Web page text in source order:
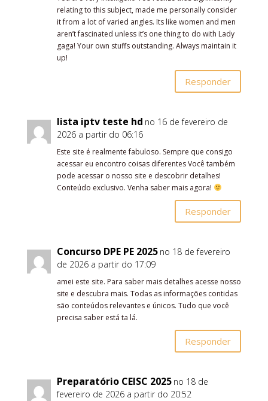
relating to this subject, made me personally consider
it from a lot of varied angles. Its like women and men
aren’t fascinated unless it’s one thing to do with Lady
gaga! Your own stuffs outstanding. Always maintain it
up!
Responder
lista iptv teste hd no 16 de fevereiro de
2026 a partir do 06:16
Este site é realmente fabuloso. Sempre que consigo
acessar eu encontro coisas diferentes Você também
pode acessar o nosso site e descobrir detalhes!
Conteúdo exclusivo. Venha saber mais agora!
Responder
Concurso DPE PE 2025 no 18 de fevereiro
de 2026 a partir do 17:09
amei este site. Para saber mais detalhes acesse nosso
site e descubra mais. Todas as informações contidas
são conteúdos relevantes e únicos. Tudo que você
precisa saber está ta lá.
Responder
Preparatório CEISC 2025 no 18 de
fevereiro de 2026 a partir do 20:52